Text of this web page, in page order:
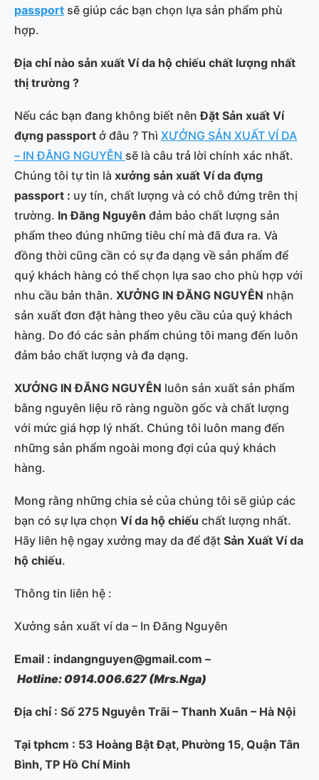
passport sẽ giúp các bạn chọn lựa sản phẩm phù
hợp.
Địa chỉ nào sản xuất Vída hộ chiếu chất lượng nhất
thị trường ?
Nếu các bạn đang không biết nênĐặt Sản xuất Ví
đựng passport ở đâu ? Thì XƯỞNG SẢN XUẤT VÍ DA
– IN ĐĂNG NGUYÊN sẽ là câu trả lời chính xác nhất.
Chúng tôi tự tin là xưởng sản xuất Vída đựng
passport : uy tín, chất lượng và có chỗ đứng trên thị
trường. In Đăng Nguyên đảm bảo chất lượng sản
phẩm theo đúng những tiêu chí mà đã đưa ra. Và
đồng thời cũng cần có sự đa dạng về sản phẩm để
quý khách hàng có thể chọn lựa sao cho phù hợp với
nhu cầu bản thân. XƯỞNG IN ĐĂNG NGUYÊN nhận
sản xuất đơn đặt hàng theo yêu cầu của quý khách
hàng. Do đó các sản phẩm chúng tôi mang đến luôn
đảm bảo chất lượng và đa dạng.
XƯỞNG IN ĐĂNG NGUYÊN luôn sản xuất sản phẩm
bằng nguyên liệu rõ ràng nguồn gốc và chất lượng
với mức giá hợp lý nhất. Chúng tôi luôn mang đến
những sản phẩm ngoài mong đợi của quý khách
hàng.
Mong rằng những chia sẻ của chúng tôi sẽ giúp các
bạn có sự lựa chọn Ví da hộ chiếu chất lượng nhất.
Hãy liên hệ ngay xưởng may da để đặt Sản Xuất Vída
hộ chiếu.
Thông tin liên hệ :
Xưởng sản xuất ví da – In Đăng Nguyên
Email : indangnguyen@gmail.com –
Hotline: 0914.006.627 (Mrs.Nga)
Địa chỉ : Số 275 Nguyễn Trãi – Thanh Xuân – Hà Nội
Tại tphcm : 53 Hoàng Bật Đạt, Phường 15, Quận Tân
Bình, TP Hồ Chí Minh